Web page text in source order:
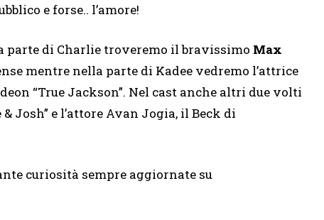
e forse.. l’amore!
parte di Charlie troveremo il bravissimo Max
mentre nella parte di Kadee vedremo l’attrice
“True Jackson”. Nel cast anche altri due volti
Josh” e l’attore Avan Jogia, il Beck di
curiosità sempre aggiornate su